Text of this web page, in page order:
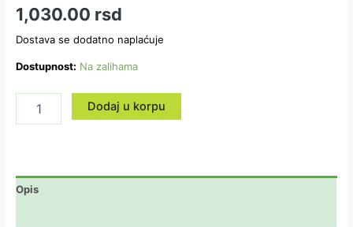
1,030.00 rsd
Dostava se dodatno naplaćuje
Dostupnost: Na zalihama
Dodaj u korpu
Opis